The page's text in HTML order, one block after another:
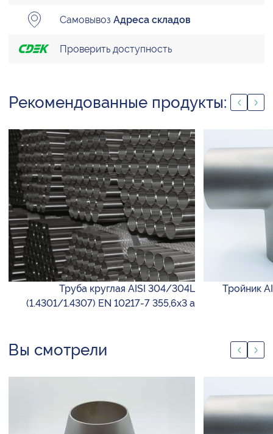
Самовывоз Адреса складов
Проверить доступность
Рекомендованные продукты:
Труба круглая AISI 304/304L
(1.4301/1.4307) EN 10217-7 355,6х3 а
Тройник
Вы смотрели